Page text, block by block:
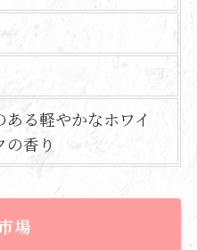
ある軽やかなホワイ
の香り
場